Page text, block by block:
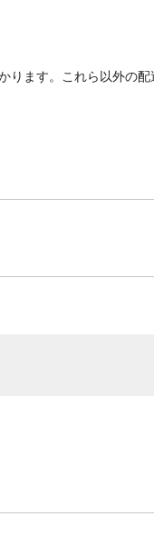
ります。これら以外の